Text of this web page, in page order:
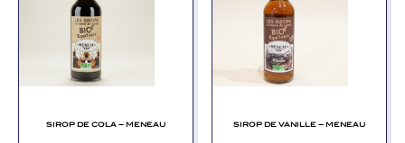
SIROP DE COLA – MENEAU SIROP DE VANILLE – MENEAU